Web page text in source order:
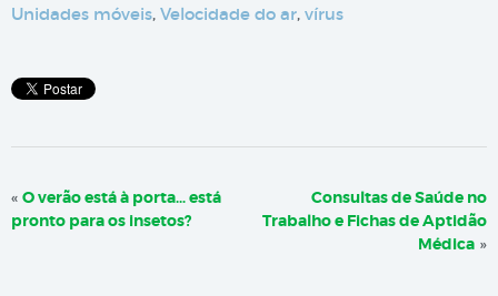
Unidades móveis, Velocidade do ar, vírus
« O verão está à porta… está
pronto para os insetos?
Consultas de Saúde no
Trabalho e Fichas de Aptidão
Médica »